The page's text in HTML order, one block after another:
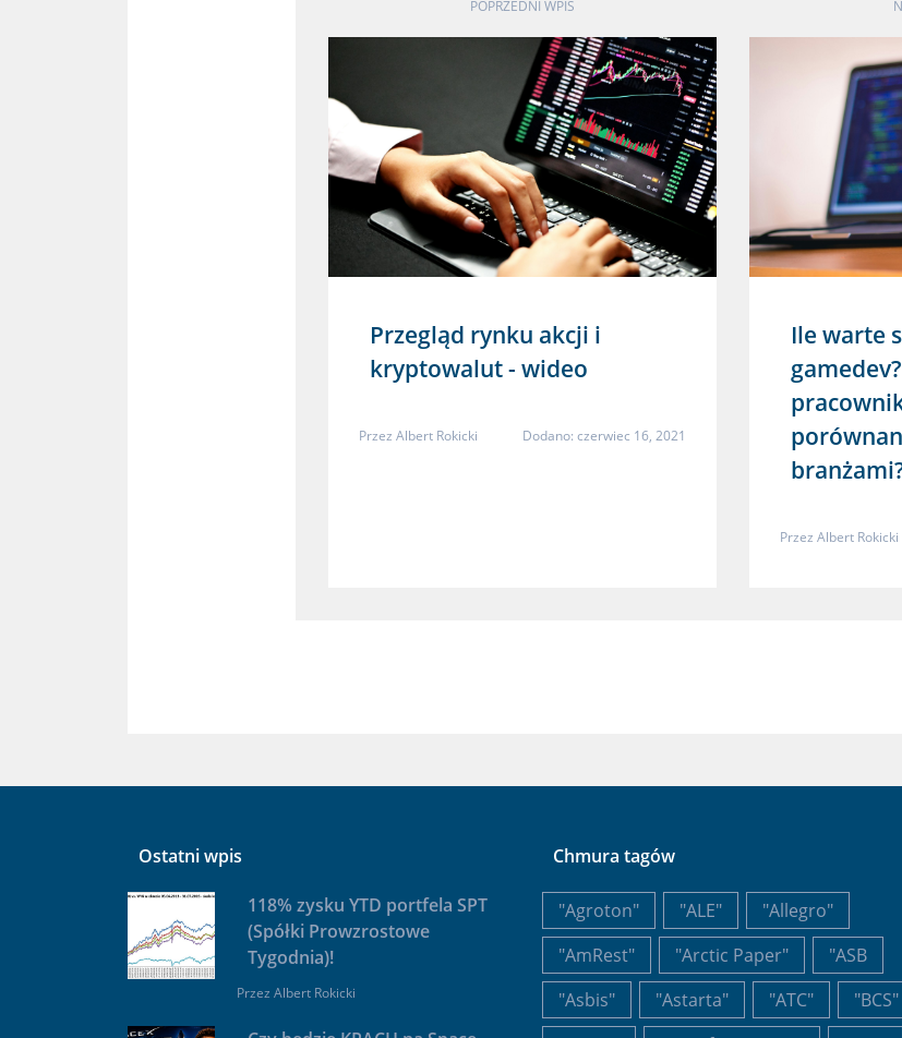
POPRZEDNI WPIS
Przegląd rynku akcji i
kryptowalut - wideo
Przez Albert Rokicki Dodano: czerwiec 16, 2021
Ile warte
Przez Albert Rokicki
Ostatni wpis
118% zysku YTD portfela SPT
(Spółki Prowzrostowe
Tygodnia)!
Przez Albert Rokicki
Chmura tagów
"Agroton" "ALE"
"Allegro"
"AmRest"
"Arctic Paper"
"ASB
"Asbis"
"Astarta" "ATC"
"BCS"